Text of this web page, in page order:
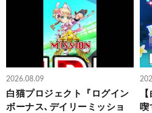
2026.08.09
白猫プロジェクト『ログイン
ボーナス､デイリーミッショ
喫